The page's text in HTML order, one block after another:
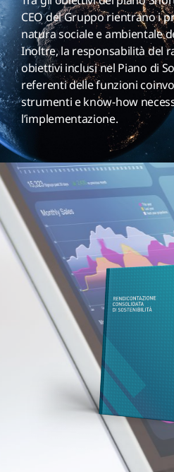
CEO del Gruppo rientrano i
natura sociale e ambientale
Inoltre, la responsabilità del
obiettivi inclusi nel Piano di
referenti delle funzioni
strumenti e know-how
l’implementazione.